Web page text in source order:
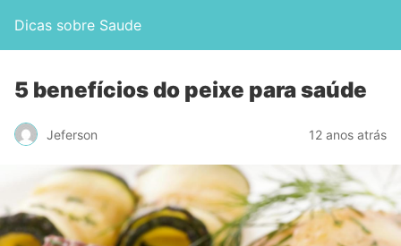
Dicas sobre Saude
5 benefícios do peixe para saúde
Jeferson 12 anos atrás